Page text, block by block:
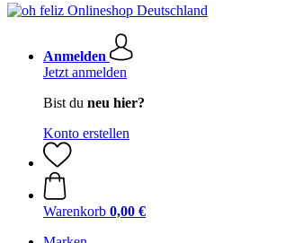
Anmelden
Jetzt anmelden
Bist du neu hier?
Konto erstellen
Warenkorb 0,00 €